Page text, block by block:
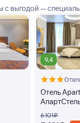
с выгодой —
9,4
Отель
6 ⁠101 ⁠₽